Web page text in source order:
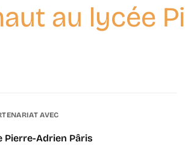
au lycée
AVEC
Pierre-Adrien Pâris